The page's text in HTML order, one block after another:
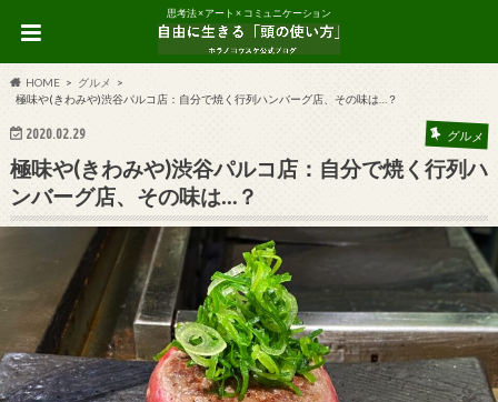
思考法 × アート × コミュニケーション
HOME
グルメ
極味や(きわみや)渋谷パルコ店：自分で焼く行列ハンバーグ店、その味は…？
2020.02.29 グルメ
極味や(きわみや)渋谷パルコ店：自分で焼く行列ハ
ンバーグ店、その味は…？